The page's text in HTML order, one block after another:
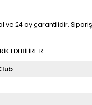
ve 24 ay garantilidir.
EDEBİLİRLER.